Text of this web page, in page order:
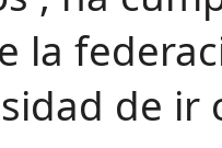
la
de ir